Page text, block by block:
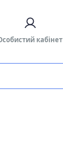
кабінет